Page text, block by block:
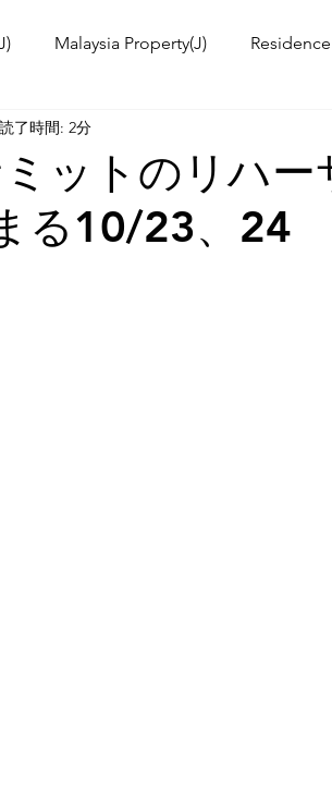
Malaysia Property(J)
kitchen(J)
Event Information & News
ットのリハー
る10/23、24
読了時間: 2分